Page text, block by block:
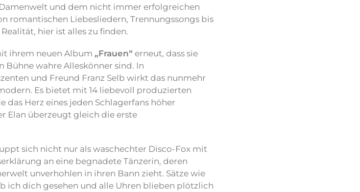
und dem nicht immer erfolgreichen
romantischen Liebesliedern, Trennungssongs bis
hier ist alles zu finden.
ihrem neuen Album „Frauen“ erneut, dass sie
Bühne wahre Alleskönner sind. In
und Freund Franz Selb wirkt das nunmehr
Es bietet mit 14 liebevoll produzierten
das Herz eines jeden Schlagerfans höher
Elan überzeugt gleich die erste
sich nicht nur als waschechter Disco-Fox mit
an eine begnadete Tänzerin, deren
unverhohlen in ihren Bann zieht. Sätze wie
ich dich gesehen und alle Uhren blieben plötzlich